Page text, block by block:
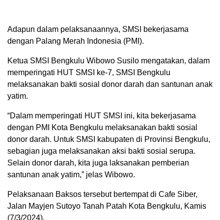
Adapun dalam pelaksanaannya, SMSI bekerjasama
dengan Palang Merah Indonesia (PMI).
Ketua SMSI Bengkulu Wibowo Susilo mengatakan, dalam
memperingati HUT SMSI ke-7, SMSI Bengkulu
melaksanakan bakti sosial donor darah dan santunan anak
yatim.
“Dalam memperingati HUT SMSI ini, kita bekerjasama
dengan PMI Kota Bengkulu melaksanakan bakti sosial
donor darah. Untuk SMSI kabupaten di Provinsi Bengkulu,
sebagian juga melaksanakan aksi bakti sosial serupa.
Selain donor darah, kita juga laksanakan pemberian
santunan anak yatim,” jelas Wibowo.
Pelaksanaan Baksos tersebut bertempat di Cafe Siber,
Jalan Mayjen Sutoyo Tanah Patah Kota Bengkulu, Kamis
(7/3/2024).